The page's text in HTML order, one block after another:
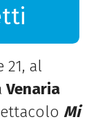
21, al
Venaria
Mi